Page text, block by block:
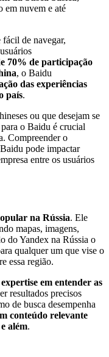
em nuvem e até
de navegar,
70% de participação
, o Baidu
das experiências
país.
ou que desejam se
o Baidu é crucial
Compreender o
pode impactar
entre os usuários
na Rússia. Ele
mapas, imagens,
do Yandex na Rússia o
qualquer um que vise o
essa região.
expertise em entender as
resultados precisos
de busca desempenha
conteúdo relevante
além.